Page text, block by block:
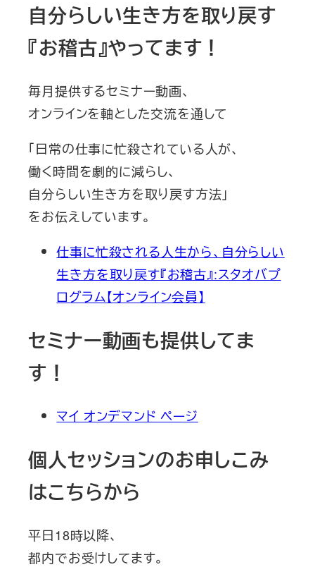
自分らしい生き方を取り戻す
『お稽古』やってます！
毎月提供するセミナー動画、
オンラインを軸とした交流を通して
「日常の仕事に忙殺されている人が、
働く時間を劇的に減らし、
自分らしい生き方を取り戻す方法」
をお伝えしています。
仕事に忙殺される人生から、自分らしい
生き方を取り戻す『お稽古』:スタオバプ
ログラム【オンライン会員】
セミナー動画も提供してま
す！
マイ オンデマンド ページ
個人セッションのお申しこみ
はこちらから
平日18時以降、
都内でお受けしてます。